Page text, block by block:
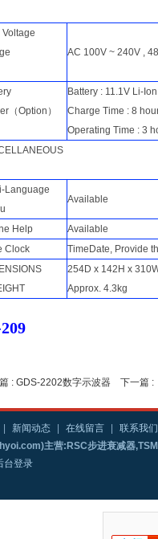
Voltage
AC 100V ~ 240V ,
（Option）
Battery : 11.1V Li-
Charge Time : 8
Operating Time : 3
Language
Available
Help
Available
Clock
TimeDate, Provide
254D x 142H x
Approx. 4.3kg
: GDS-2202数字示波器 下一篇 :
新闻动态 在线留言
联系我们
主营:RSC步进衰减器
台登录